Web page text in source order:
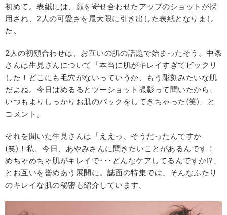
初めて。表紙には、顔を寄せ合わせたアップのショットが採
用され、2人の可愛さを最大限に引き出した表紙となりまし
た。
2人の初顔合わせは、お互いの肌の話題で始まったそう。中条
さんは生見さんについて「本当に肌がキレイすぎてビックリ
した！どこにも毛穴がないっていうか、もう彫刻みたいな肌
だよね。今日はめるるとツーショット撮影って聞いたから、
いつもよりしっかりお肌のパックをしてきちゃった(笑)」と
コメント。
それを聞いた生見さんは「ええっ、そうだったんですか
(笑)！私、今日、あやみさんに聞きたいことがあるんです！
めちゃめちゃ肌がキレイで･･･どんなケアしてるんですか!?」
とお互いを誉めあう展開に。誌面の特集では、そんなふたり
のキレイな肌の秘密も紹介しています。